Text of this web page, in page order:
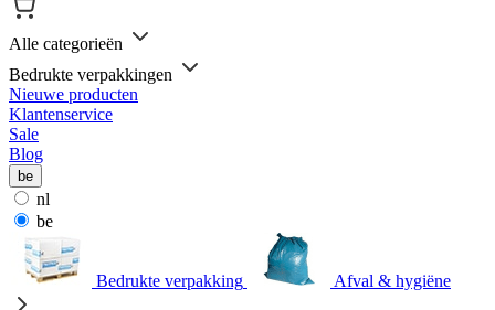
Alle categorieën
Bedrukte verpakkingen
Nieuwe producten
Klantenservice
Sale
Blog
be
nl
be
Bedrukte verpakking Afval & hygiëne